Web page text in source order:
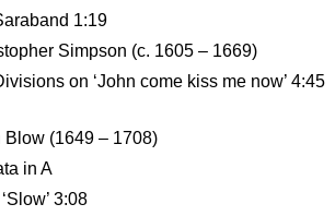
1:19
Simpson (c. 1605 – 1669)
on ‘John come kiss me now’ 4:45
Blow (1649 – 1708)
in A
3:08